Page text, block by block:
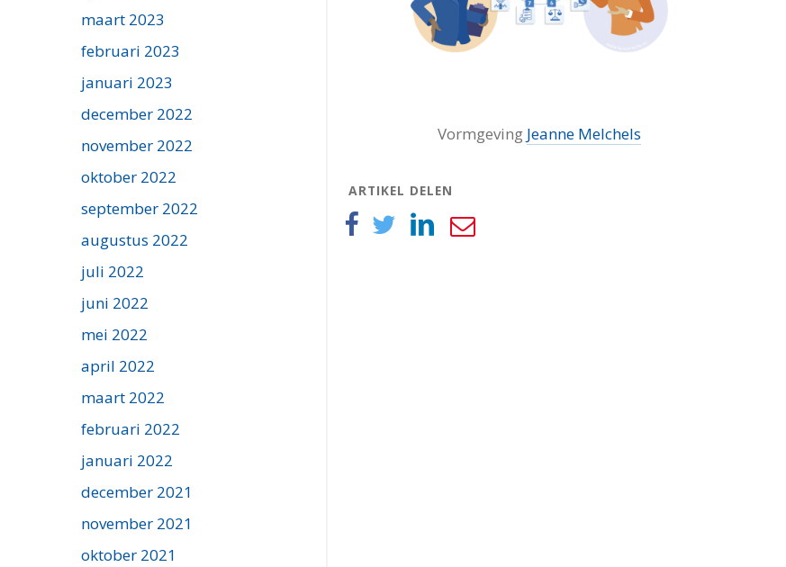
maart 2023
februari 2023
januari 2023
december 2022
november 2022
oktober 2022
september 2022
augustus 2022
juli 2022
juni 2022
mei 2022
april 2022
maart 2022
februari 2022
januari 2022
december 2021
november 2021
oktober 2021
Vormgeving Jeanne Melchels
ARTIKEL DELEN